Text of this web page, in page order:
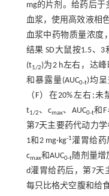
mg的片剂。给药后
血浆，使用高效液相
血浆中药物质量浓度
结果 SD大鼠按1.5、3
(t1/2)为2 h左右，达
和暴露量(AUC0-t)均
（F）在20%左右;
t1/2、cmax、AUC0-t和F
第7天主要药代动力学
1和2 mg·kg-1灌胃给药
cmax和AUC0-t随剂量增
d灌胃给药后，第7天
每只比格犬空腹和给